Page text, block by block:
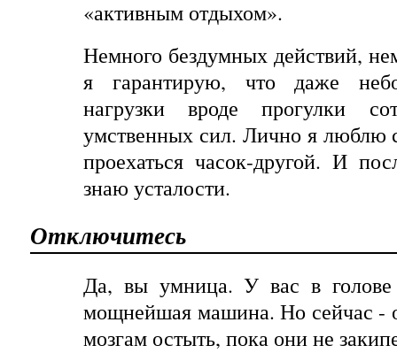
«активным отдыхом».
Немного бездумных действий,
я гарантирую, что даже
нагрузки вроде прогулки
умственных сил. Лично я люблю
проехаться часок-другой. И
знаю усталости.
Отключитесь
Да, вы умница. У вас в голове
мощнейшая машина. Но сейчас -
мозгам остыть, пока они не